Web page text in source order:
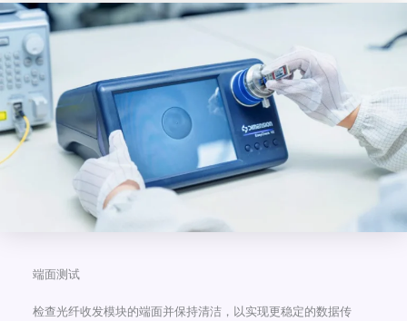
端面测试
检查光纤收发模块的端面并保持清洁，以实现更稳定的数据传